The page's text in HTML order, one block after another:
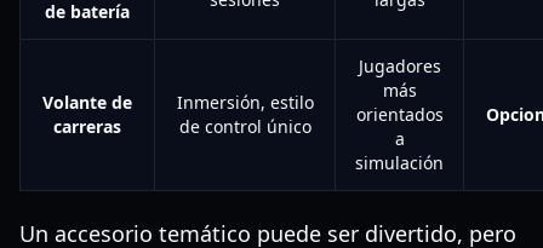
de batería
Volante de
carreras
Inmersión, estilo
de control único
Jugadores
más
orientados
a
simulación
Un accesorio temático puede ser divertido, pero